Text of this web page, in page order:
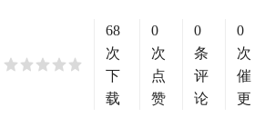
68
次
下
载
0
次
点
赞
0
条
评
论
0
次
催
更